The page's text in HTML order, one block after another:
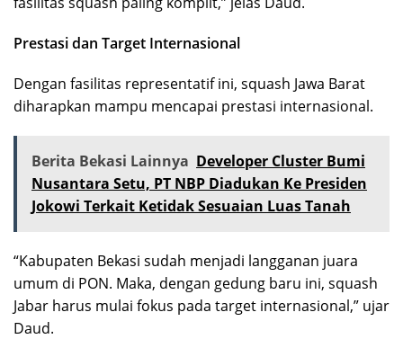
Prestasi dan Target Internasional
Dengan fasilitas representatif ini, squash Jawa Barat
diharapkan mampu mencapai prestasi internasional.
Berita Bekasi Lainnya Developer Cluster Bumi
Nusantara Setu, PT NBP Diadukan Ke Presiden
Jokowi Terkait Ketidak Sesuaian Luas Tanah
“Kabupaten Bekasi sudah menjadi langganan juara
umum di PON. Maka, dengan gedung baru ini, squash
Jabar harus mulai fokus pada target internasional,” ujar
Daud.